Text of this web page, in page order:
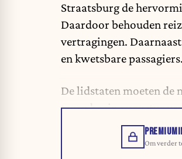
Straatsburg de
Daardoor behouden
vertragingen.
en kwetsbare passagiers.
De lidstaten moeten de
tegen begin augustus
Om verder